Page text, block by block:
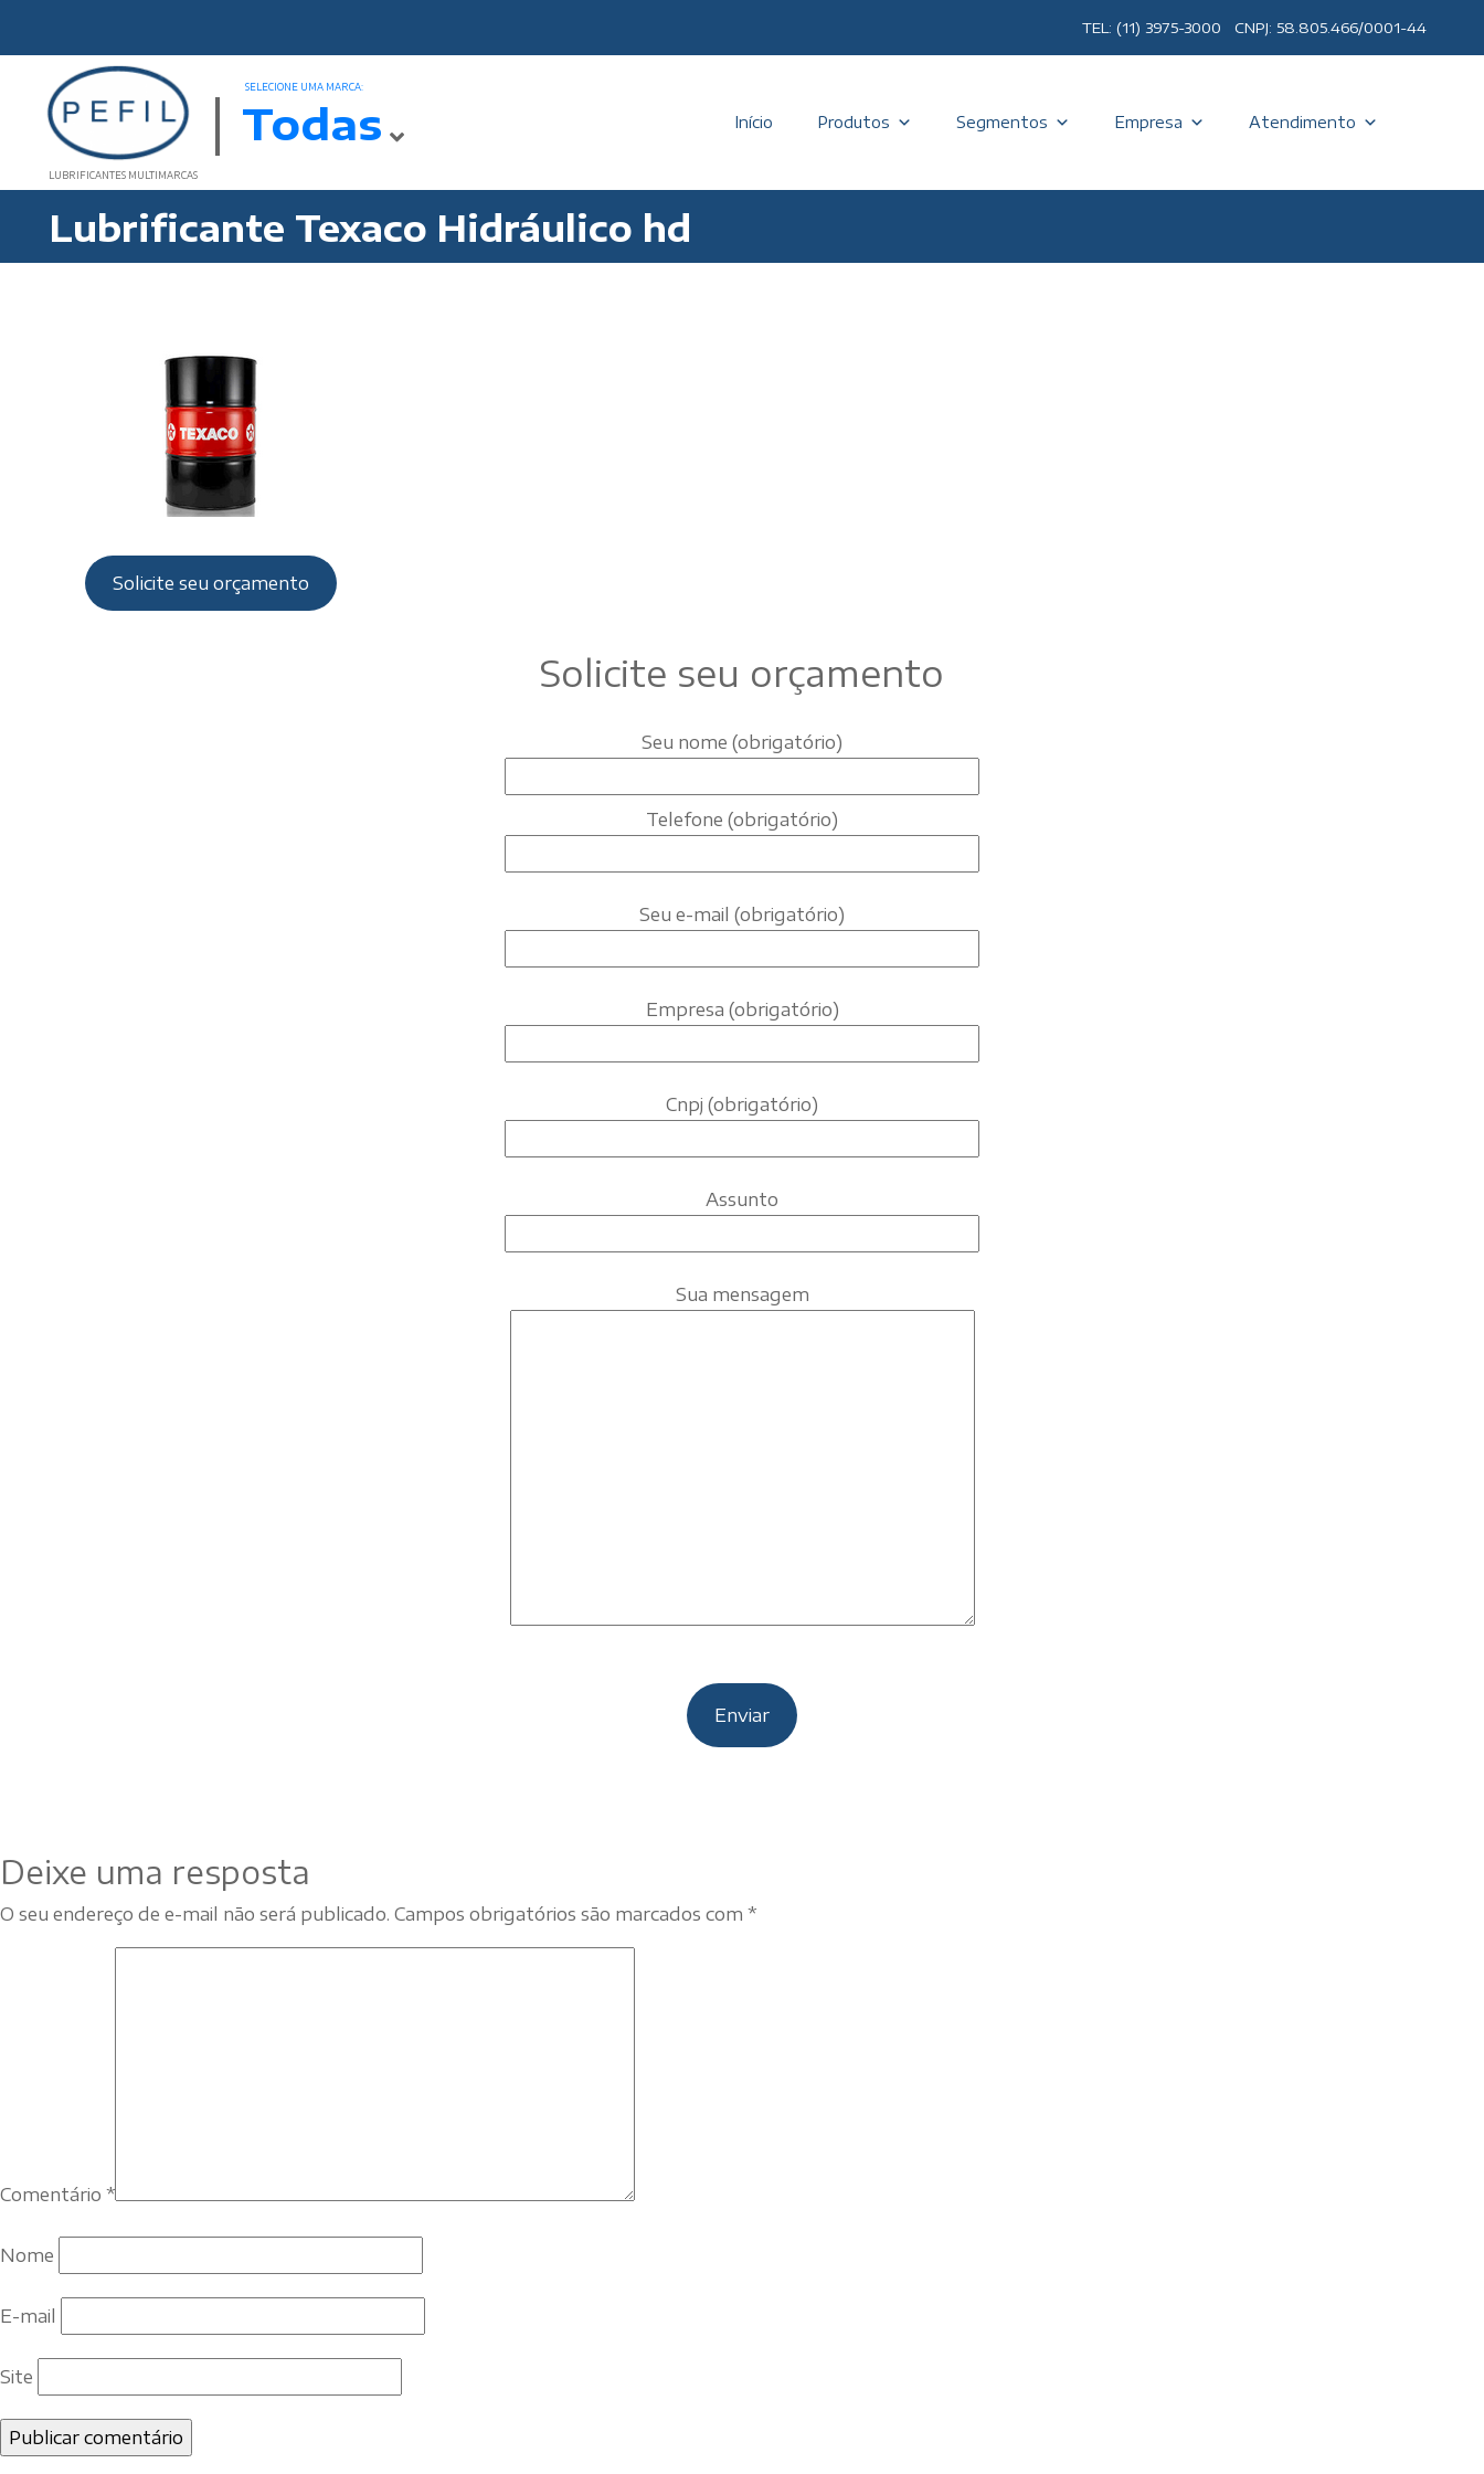
TEL: (11) 3975-3000 CNPJ: 58.805.466/0001-44
LUBRIFICANTES MULTIMARCAS
SELECIONE UMA MARCA:
Todas Início Produtos Segmentos Empresa Atendimento
Lubrificante Texaco Hidráulico hd
Solicite seu orçamento
Solicite seu orçamento
Seu nome (obrigatório)
Telefone (obrigatório)
Seu e-mail (obrigatório)
Empresa (obrigatório)
Cnpj (obrigatório)
Assunto
Sua mensagem
Deixe uma resposta
O seu endereço de e-mail não será publicado. Campos obrigatórios são marcados com *
Comentário *
Nome
E-mail
Site